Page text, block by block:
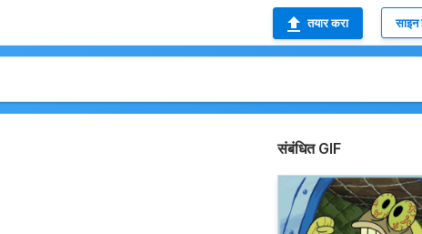
तयार करा साइन
संबंधित GIF